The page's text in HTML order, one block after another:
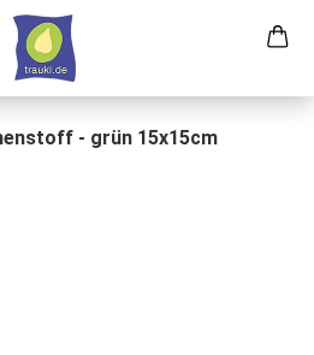
- grün 15x15cm